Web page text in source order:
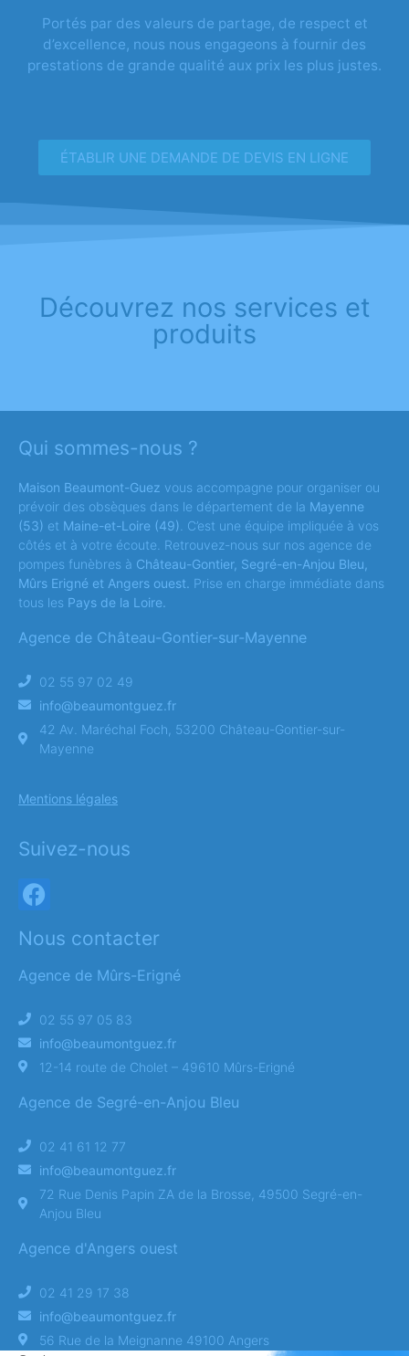
Portés par des valeurs de partage, de respect et
d’excellence, nous nous engageons à fournir des
prestations de grande qualité aux prix les plus justes.
ÉTABLIR UNE DEMANDE DE DEVIS EN LIGNE
Découvrez nos services et
produits
Qui sommes-nous ?
Maison Beaumont-Guez vous accompagne pour organiser ou
prévoir des obsèques dans le département de la Mayenne
(53) et Maine-et-Loire (49) . C’est une équipe impliquée à vos
côtés et à votre écoute. Retrouvez-nous sur nos agence de
pompes funèbres à Château-Gontier, Segré-en-Anjou Bleu,
Mûrs Erigné et Angers ouest. Prise en charge immédiate dans
tous les Pays de la Loire.
Agence de Château-Gontier-sur-Mayenne
02 55 97 02 49
info@beaumontguez.fr
42 Av. Maréchal Foch, 53200 Château-Gontier-sur-
Mayenne
Mentions légales
Suivez-nous
Nous contacter
Agence de Mûrs-Erigné
02 55 97 05 83
info@beaumontguez.fr
12-14 route de Cholet – 49610 Mûrs-Erigné
Agence de Segré-en-Anjou Bleu
02 41 61 12 77
info@beaumontguez.fr
72 Rue Denis Papin ZA de la Brosse, 49500 Segré-en-
Anjou Bleu
Agence d'Angers ouest
02 41 29 17 38
info@beaumontguez.fr
56 Rue de la Meignanne 49100 Angers